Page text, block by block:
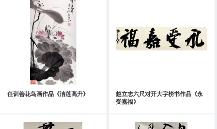
任训善花鸟画作品《洁莲高升》
赵立志六尺对开大字榜书作品《永
受嘉福》